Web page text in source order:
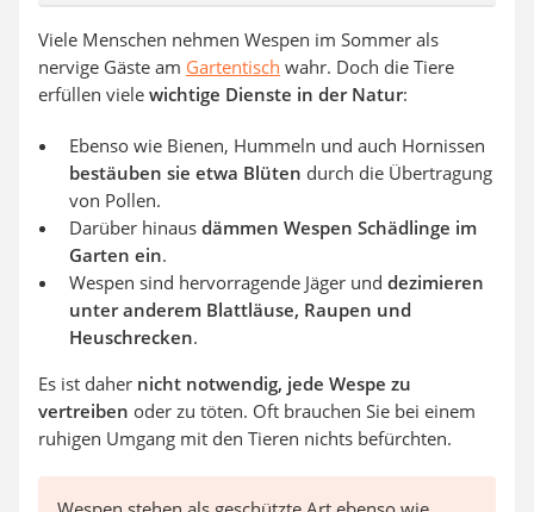
Viele Menschen nehmen Wespen im Sommer als
nervige Gäste am Gartentisch wahr. Doch die Tiere
erfüllen viele wichtige Dienste in der Natur:
Ebenso wie Bienen, Hummeln und auch Hornissen
bestäuben sie etwa Blüten durch die Übertragung
von Pollen.
Darüber hinaus dämmen Wespen Schädlinge im
Garten ein.
Wespen sind hervorragende Jäger und dezimieren
unter anderem Blattläuse, Raupen und
Heuschrecken.
Es ist daher nicht notwendig, jede Wespe zu
vertreiben oder zu töten. Oft brauchen Sie bei einem
ruhigen Umgang mit den Tieren nichts befürchten.